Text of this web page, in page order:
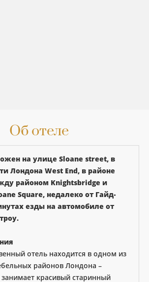
Об отеле
на улице Sloane street, в
Лондона West End, в районе
районом Knightsbridge и
Square, недалеко от Гайд-
езды на автомобиле от
отель находится в одном из
районов Лондона –
красивый старинный